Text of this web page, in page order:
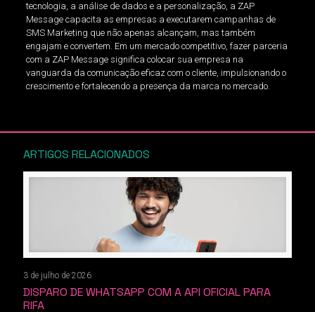
tecnologia, a análise de dados e a personalização, a ZAP
Message capacita as empresas a executarem campanhas de
SMS Marketing que não apenas alcançam, mas também
engajam e convertem. Em um mercado competitivo, fazer parceria
com a ZAP Message significa colocar sua empresa na
vanguarda da comunicação eficaz com o cliente, impulsionando o
crescimento e fortalecendo a presença da marca no mercado.
ARTIGOS RELACIONADOS
3 de julho de 2026
DISPARO DE WHATSAPP COM A API OFICIAL PARA
RIFA